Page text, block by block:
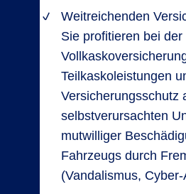
Weitreichenden
Sie profitieren bei der
Teilkaskoleistungen
Versicherungsschutz
selbstverursachten
mutwilliger
Fahrzeugs durch
(Vandalismus,